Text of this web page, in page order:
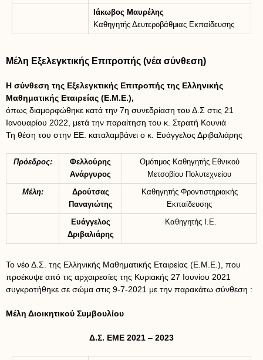
Ιάκωβος Μαυρέλης
Καθηγητής Δευτεροβάθμιας Εκπαίδευσης
Μέλη Εξελεγκτικής Επιτροπής (νέα σύνθεση)
Η σύνθεση της Εξελεγκτικής Επιτροπής της Ελληνικής
Μαθηματικής Εταιρείας (Ε.Μ.Ε.),
όπως διαμορφώθηκε κατά την 7η συνεδρίαση του Δ.Σ στις 21
Ιανουαρίου 2022, μετά την παραίτηση του κ. Στρατή Κουνιά
Τη θέση του στην ΕΕ. καταλαμβάνει ο κ. Ευάγγελος Δριβαλιάρης
Πρόεδρος:
Φελλούρης
Ανάργυρος
Ομότιμος Καθηγητής Εθνικού
Μετσοβίου Πολυτεχνείου
Μέλη:
Δρούτσας
Παναγιώτης
Καθηγητής Φροντιστηριακής
Εκπαίδευσης
Ευάγγελος
Δριβαλιάρης
Καθηγητής Ι.Ε.
Το νέο Δ.Σ. της Ελληνικής Μαθηματικής Εταιρείας (Ε.Μ.Ε.), που
προέκυψε από τις αρχαιρεσίες της Κυριακής 27 Ιουνίου 2021
συγκροτήθηκε σε σώμα στις 9-7-2021 με την παρακάτω σύνθεση :
Μέλη Διοικητικού Συμβουλίου
Δ.Σ. ΕΜΕ 2021 – 2023